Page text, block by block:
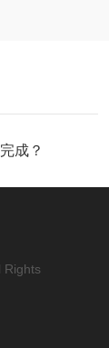
成？
Rights